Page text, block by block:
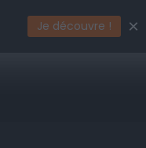
Je découvre ! ×